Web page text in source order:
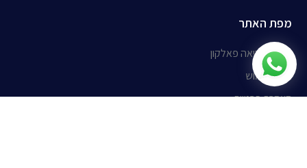
מפת האתר
אודות קוריאה פאלקון
תנאי שימוש
הצהרת פרטיות